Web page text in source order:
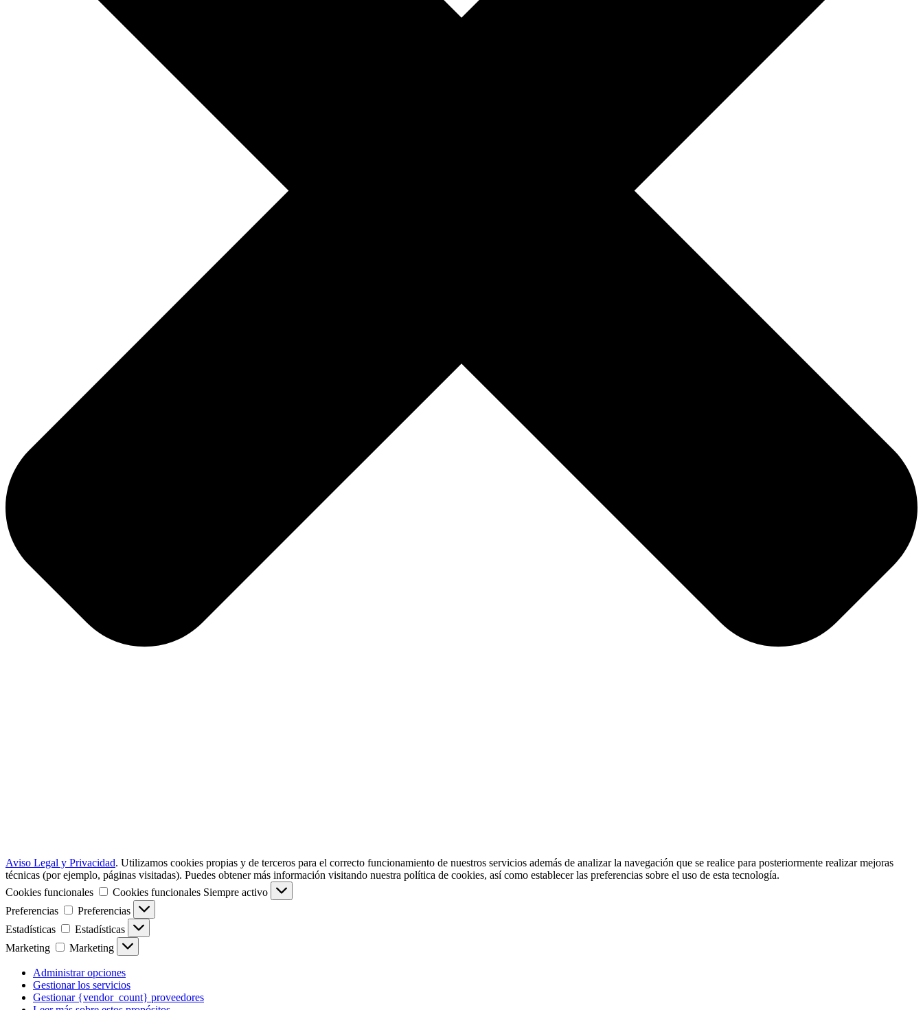
Aviso Legal y Privacidad. Utilizamos cookies propias y de terceros para el correcto funcionamiento de nuestros servicios además de analizar la navegación que se realice para posteriormente realizar mejoras
técnicas (por ejemplo, páginas visitadas). Puedes obtener más información visitando nuestra política de cookies, así como establecer las preferencias sobre el uso de esta tecnología.
Cookies funcionales
Cookies funcionales Siempre activo
Preferencias
Preferencias
Estadísticas
Estadísticas
Marketing
Marketing
Administrar opciones
Gestionar los servicios
Gestionar {vendor_count} proveedores